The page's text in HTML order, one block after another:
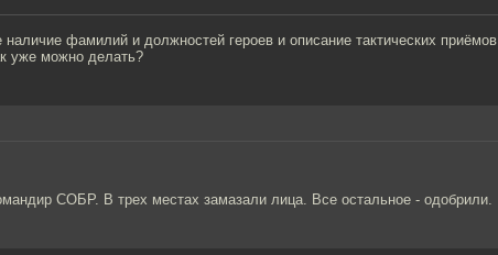
фамилий и должностей героев и описание тактических приёмов
уже можно делать?
СОБР. В трех местах замазали лица. Все остальное - одобрили.